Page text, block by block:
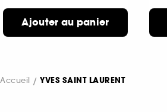
Ajouter au panier
Accueil YVES SAINT LAURENT